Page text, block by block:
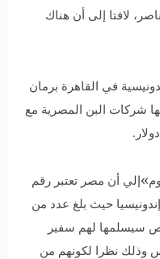
لافتا إلى أن هناك
في القاهرة برمان
شركات البن المصرية مع
أن مصر تعتبر رقم
حيث بلغ عدد من
سيسلمها لهم سفير
وذلك نظرا لكونهم من